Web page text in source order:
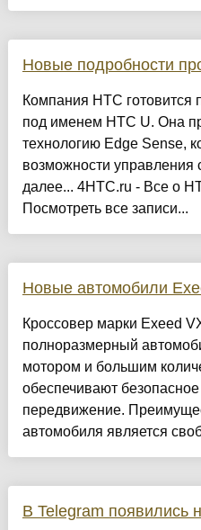
Новые подробности
Компания HTC готовится
под именем HTC U. Она
технологию Edge Sense,
возможности
далее... 4HTC.ru - Все о
Посмотреть все записи...
Новые автомобили
Кроссовер марки Exeed
полноразмерный
мотором и большим
обеспечивают
передвижение.
автомобиля является
В Telegram появились